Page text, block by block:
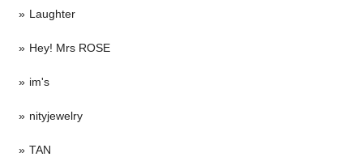
Laughter
Hey! Mrs ROSE
im's
nityjewelry
TAN